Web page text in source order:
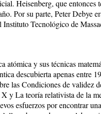
Heisenberg, que entonces
Por su parte, Peter Debye
Tecnológico de
atómica y sus técnicas
descubierta apenas entre
las Condiciones de validez
y La teoría relativista de la
esfuerzos por encontrar